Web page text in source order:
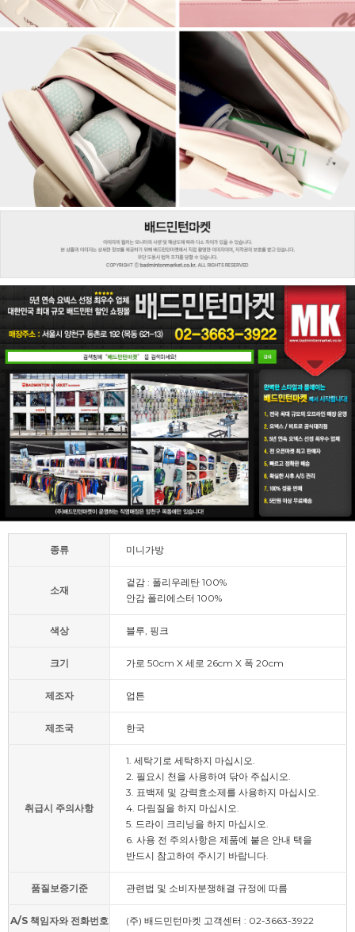
종류 미니가방
소재
겉감 : 폴리우레탄 100%
안감 폴리에스터 100%
색상 블루, 핑크
크기 가로 50cm X 세로 26cm X 폭 20cm
제조자 업튼
제조국 한국
취급시 주의사항
1. 세탁기로 세탁하지 마십시오.
2. 필요시 천을 사용하여 닦아 주십시오.
3. 표백제 및 강력효소제를 사용하지 마십시오.
4. 다림질을 하지 마십시오.
5. 드라이 크리닝을 하지 마십시오.
6. 사용 전 주의사항은 제품에 붙은 안내 택을
반드시 참고하여 주시기 바랍니다.
품질보증기준 관련법 및 소비자분쟁해결 규정에 따름
A/S 책임자와 전화번호 (주) 배드민턴마켓 고객센터 : 02-3663-3922